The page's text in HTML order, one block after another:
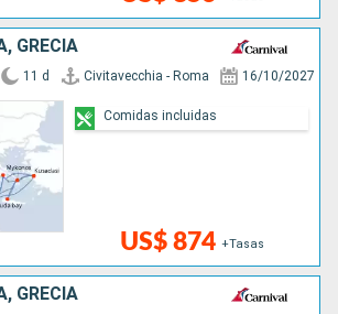
GRECIA
11 d Civitavecchia - Roma 16/10/2027
US$ 874 +Tasas
Comidas incluidas
GRECIA